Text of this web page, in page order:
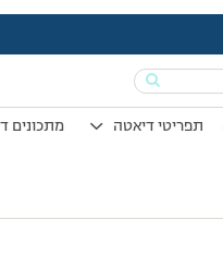
תפריטי דיאטה מתכונים